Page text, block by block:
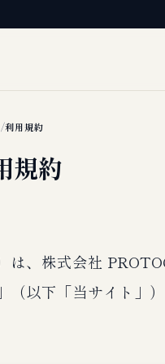
/利用規約
規約
は、株式会社
（以下「当サイト」